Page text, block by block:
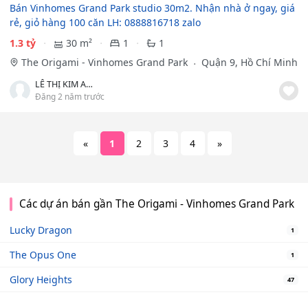
Bán Vinhomes Grand Park studio 30m2. Nhận nhà ở ngay, giá
rẻ, giỏ hàng 100 căn LH: 0888816718 zalo
1.3 tỷ
30 m² 1
1
The Origami - Vinhomes Grand Park
Quận 9, Hồ Chí Minh
LÊ THỊ KIM ANH
Đăng 2 năm trước
« 1 2 3 4 »
Các dự án bán gần The Origami - Vinhomes Grand Park
Lucky Dragon 1
The Opus One 1
Glory Heights 47